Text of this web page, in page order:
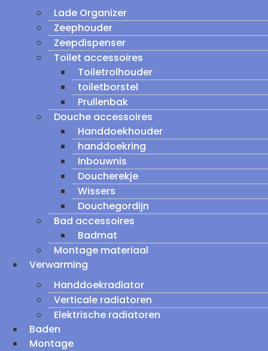
Lade Organizer
Zeephouder
Zeepdispenser
Toilet accessoires
Toiletrolhouder
toiletborstel
Prullenbak
Douche accessoires
Handdoekhouder
handdoekring
Inbouwnis
Doucherekje
Wissers
Douchegordijn
Bad accessoires
Badmat
Montage materiaal
Verwarming
Handdoekradiator
Verticale radiatoren
Elektrische radiatoren
Baden
Montage